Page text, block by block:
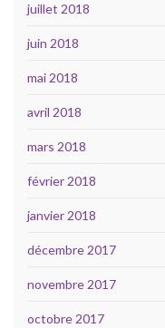
juillet 2018
juin 2018
mai 2018
avril 2018
mars 2018
février 2018
janvier 2018
décembre 2017
novembre 2017
octobre 2017